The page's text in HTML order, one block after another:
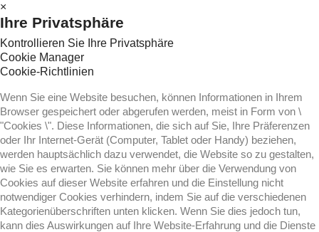
×
Ihre Privatsphäre
Kontrollieren Sie Ihre Privatsphäre
Cookie Manager
Cookie-Richtlinien
Wenn Sie eine Website besuchen, können Informationen in Ihrem
Browser gespeichert oder abgerufen werden, meist in Form von \
"Cookies \". Diese Informationen, die sich auf Sie, Ihre Präferenzen
oder Ihr Internet-Gerät (Computer, Tablet oder Handy) beziehen,
werden hauptsächlich dazu verwendet, die Website so zu gestalten,
wie Sie es erwarten. Sie können mehr über die Verwendung von
Cookies auf dieser Website erfahren und die Einstellung nicht
notwendiger Cookies verhindern, indem Sie auf die verschiedenen
Kategorienüberschriften unten klicken. Wenn Sie dies jedoch tun,
kann dies Auswirkungen auf Ihre Website-Erfahrung und die Dienste